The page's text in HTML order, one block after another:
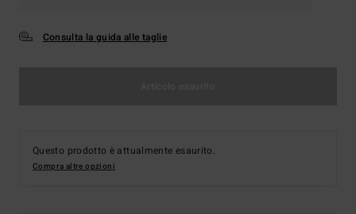
Consulta la guida alle taglie
Questo prodotto è attualmente esaurito.
Compra altre opzioni